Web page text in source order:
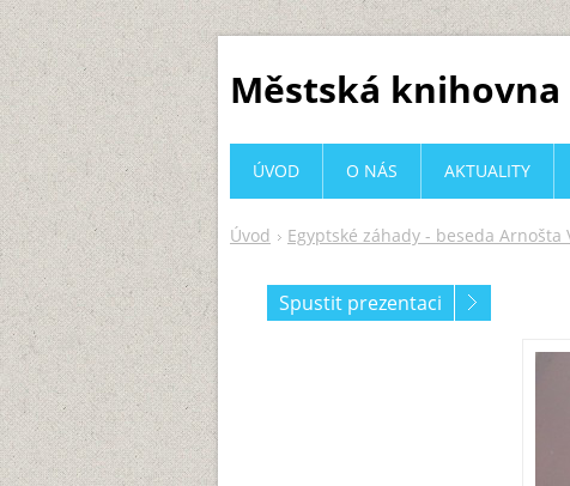
Městská
Úvod Egyptské záhady - beseda
Spustit prezentaci
ÚVOD O NÁS AKTUALITY